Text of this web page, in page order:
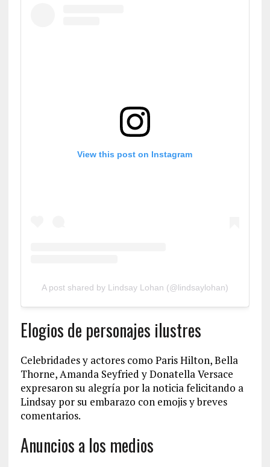
View this post on Instagram
A post shared by Lindsay Lohan (@lindsaylohan)
Elogios de personajes ilustres
Celebridades y actores como Paris Hilton, Bella
Thorne, Amanda Seyfried y Donatella Versace
expresaron su alegría por la noticia felicitando a
Lindsay por su embarazo con emojis y breves
comentarios.
Anuncios a los medios